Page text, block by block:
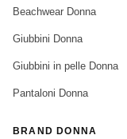
Beachwear Donna
Giubbini Donna
Giubbini in pelle Donna
Pantaloni Donna
BRAND DONNA